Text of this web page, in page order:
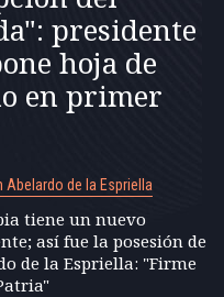
presidente
hoja de
en primer
Abelardo de la Espriella
tiene un nuevo
así fue la posesión de
de la Espriella: "Firme